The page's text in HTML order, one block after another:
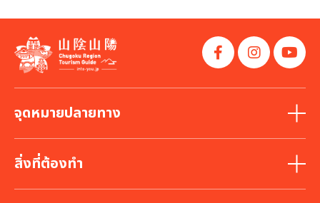
จุดหมายปลายทาง
สิ่งที่ต้องทำ